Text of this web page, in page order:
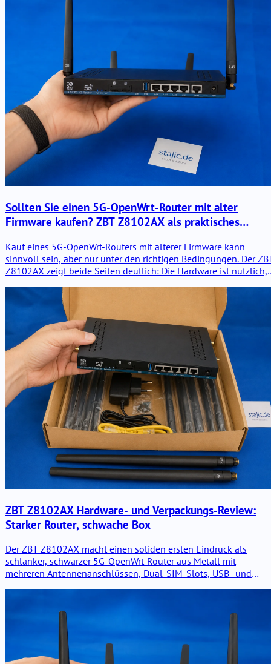
Sollten Sie einen 5G-OpenWrt-Router mit alter
Firmware kaufen? ZBT Z8102AX als praktisches
Kauf eines 5G-OpenWrt-Routers mit älterer Firmware kann
sinnvoll sein, aber nur unter den richtigen Bedingungen. Der
Z8102AX zeigt beide Seiten deutlich: Die Hardware ist nützlich,
OpenWrt 21.02, schwache Verpackung und unklare Upgrade-
Pfade erfordern eine sorgfältige Kaufentscheidung.
ZBT Z8102AX Hardware- und Verpackungs-Review:
Starker Router, schwache Box
Der ZBT Z8102AX macht einen soliden ersten Eindruck als
schlanker, schwarzer 5G-OpenWrt-Router aus Metall mit
mehreren Antennenanschlüssen, Dual-SIM-Slots, USB- und
ist eindeutig die Schwachstelle.